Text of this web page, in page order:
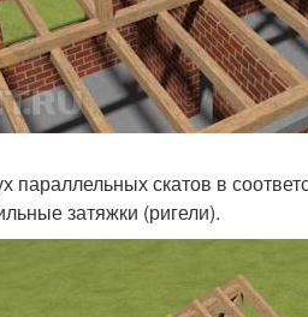
параллельных скатов в
затяжки (ригели).